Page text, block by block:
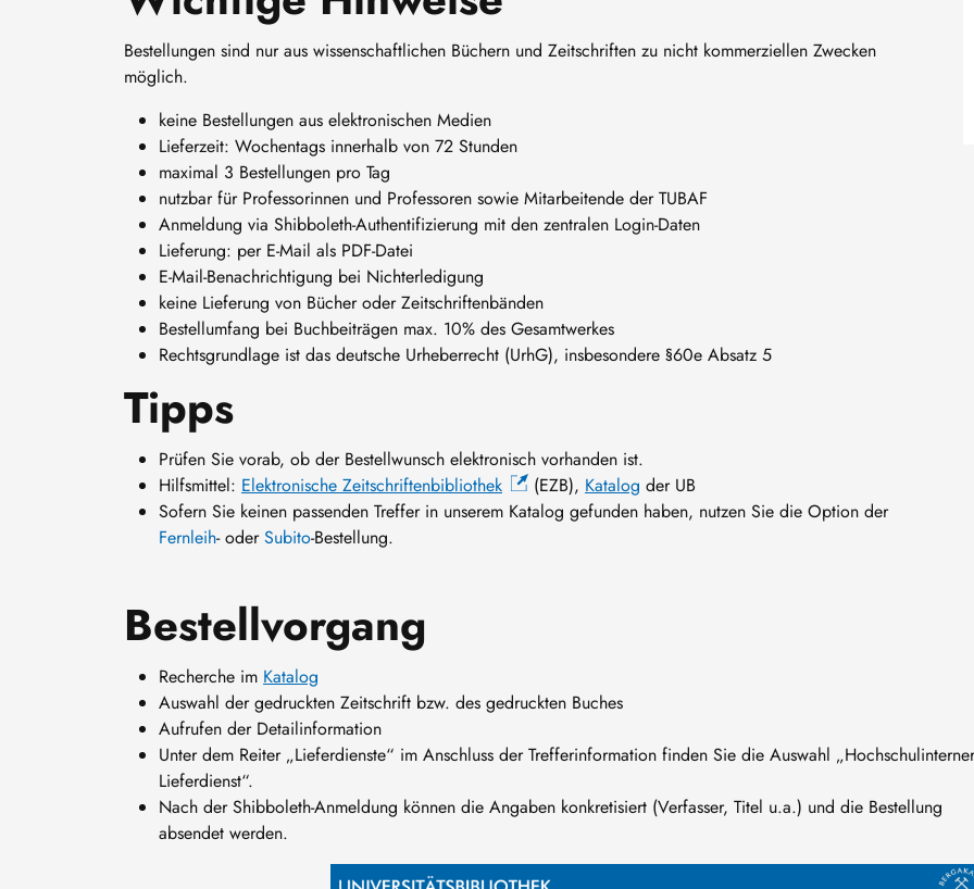
Bestellungen sind nur aus wissenschaftlichen Büchern und Zeitschriften zu nicht kommerziellen Zwecken
möglich.
keine Bestellungen aus elektronischen Medien
Lieferzeit: Wochentags innerhalb von 72 Stunden
maximal 3 Bestellungen pro Tag
nutzbar für Professorinnen und Professoren sowie Mitarbeitende der TUBAF
Anmeldung via Shibboleth-Authentifizierung mit den zentralen Login-Daten
Lieferung: per E-Mail als PDF-Datei
E-Mail-Benachrichtigung bei Nichterledigung
keine Lieferung von Bücher oder Zeitschriftenbänden
Bestellumfang bei Buchbeiträgen max. 10% des Gesamtwerkes
Rechtsgrundlage ist das deutsche Urheberrecht (UrhG), insbesondere §60e Absatz 5
Tipps
Prüfen Sie vorab, ob der Bestellwunsch elektronisch vorhanden ist.
Hilfsmittel: Elektronische Zeitschriftenbibliothek (EZB), Katalog der UB
Sofern Sie keinen passenden Treffer in unserem Katalog gefunden haben, nutzen Sie die Option der
Fernleih- oderSubito-Bestellung.
Bestellvorgang
Bild
Recherche im Katalog
Auswahl der gedruckten Zeitschrift bzw. des gedruckten Buches
Aufrufen der Detailinformation
Unter dem Reiter „Lieferdienste“ im Anschluss der Trefferinformation finden Sie die Auswahl „Hochschulinterner
Lieferdienst“.
Nach der Shibboleth-Anmeldung können die Angaben konkretisiert (Verfasser, Titel u.a.) und die Bestellung
absendet werden.